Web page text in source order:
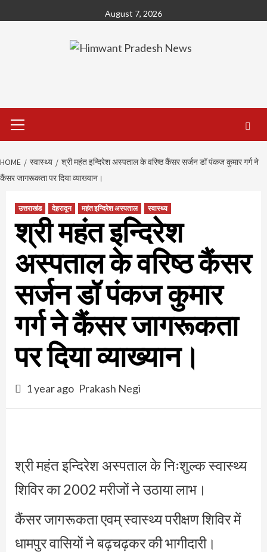
to
August 7, 2026
Menu
HOME स्वास्थ्य
श्री महंत इन्दिरेश अस्पताल के वरिष्ठ कैंसर सर्जन डॉ पंकज कुमार गर्ग ने
कैंसर जागरूकता पर दिया व्याख्यान।
उत्तराखंड देहरादून महंत इन्दिरेश अस्पताल स्वास्थ्य
श्री महंत इन्दिरेश
अस्पताल के वरिष्ठ कैंसर
सर्जन डॉ पंकज कुमार
गर्ग ने कैंसर जागरूकता
पर दिया व्याख्यान।
1 year ago Prakash Negi
श्री महंत इन्दिरेश अस्पताल के निःशुल्क स्वास्थ्य
शिविर का 2002 मरीजों ने उठाया लाभ।
कैंसर जागरूकता एवम् स्वास्थ्य परीक्षण शिविर में
धामपुर वासियों ने बढ़चढ़कर की भागीदारी।